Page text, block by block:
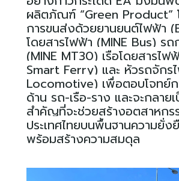
ผลิตภัณฑ์ “Green Product”
การขนส่งด้วยยานยนต์ไฟฟ้า (
โดยสารไฟฟ้า (MINE Bus) รถ
(MINE MT30) เรือโดยสารไฟ
Smart Ferry) และ หัวรถจักร
Locomotive) เพื่อตอบโจทย์
ด้าน รถ-เรือ-ราง และจะกลาย
สำคัญที่จะช่วยสร้างอุตสาหกร
ประเทศไทยบนพื้นฐานความยั่ง
พร้อมสร้างความสมดุล